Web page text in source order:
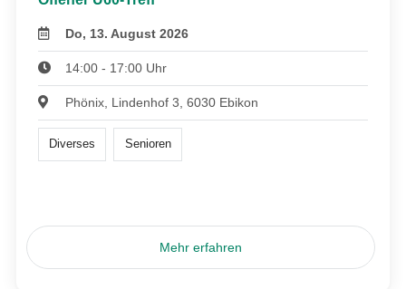
Do, 13. August 2026
14:00 - 17:00 Uhr
Phönix, Lindenhof 3, 6030 Ebikon
Diverses Senioren
Mehr erfahren